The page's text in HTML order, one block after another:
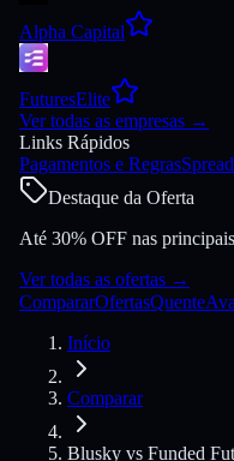
Alpha Capital
FuturesElite
Ver todas as empresas →
Links Rápidos
Pagamentos e Regras
Destaque da Oferta
Até 30% OFF nas
Ver todas as ofertas →
CompararOfertasQuente
Início
Comparar
Blusky vs Funded